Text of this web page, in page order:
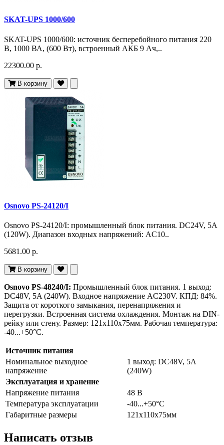
SKAT-UPS 1000/600
SKAT-UPS 1000/600: источник бесперебойного питания 220
В, 1000 ВА, (600 Вт), встроенный АКБ 9 Ач,..
22300.00 р.
В корзину
Osnovo PS-24120/I
Osnovo PS-24120/I: промышленный блок питания. DC24V, 5A
(120W). Диапазон входных напряжений: AC10..
5681.00 р.
В корзину
Osnovo PS-48240/I: Промышленный блок питания. 1 выход:
DC48V, 5A (240W). Входное напряжение AC230V. КПД: 84%.
Защита от короткого замыкания, перенапряжения и
перегрузки. Встроенная система охлаждения. Монтаж на DIN-
рейку или стену. Размер: 121x110x75мм. Рабочая температура:
-40...+50°C.
Источник питания
Номинальное выходное
напряжение
1 выход: DC48V, 5A
(240W)
Эксплуатация и хранение
Напряжение питания
48 В
Температура эксплуатации
-40...+50°C
Габаритные размеры
121x110x75мм
Написать отзыв